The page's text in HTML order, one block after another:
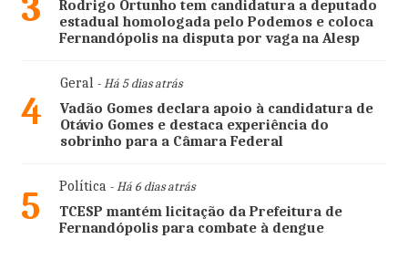
3
Rodrigo Ortunho tem candidatura a deputado
estadual homologada pelo Podemos e coloca
Fernandópolis na disputa por vaga na Alesp
4
Geral- Há 5 dias atrás
Vadão Gomes declara apoio à candidatura de
Otávio Gomes e destaca experiência do
sobrinho para a Câmara Federal
5 Política- Há 6 dias atrás
TCESP mantém licitação da Prefeitura de
Fernandópolis para combate à dengue